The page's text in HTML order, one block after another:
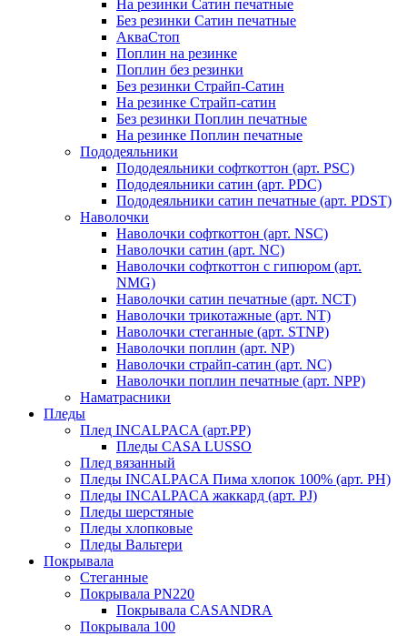
На резинки Сатин печатные
Без резинки Сатин печатные
АкваСтоп
Поплин на резинке
Поплин без резинки
Без резинки Страйп-Сатин
На резинке Страйп-сатин
Без резинки Поплин печатные
На резинке Поплин печатные
Пододеяльники
Пододеяльники софткоттон (арт. PSC)
Пододеяльники сатин (арт. PDC)
Пододеяльники сатин печатные (арт. PDST)
Наволочки
Наволочки софткоттон (арт. NSC)
Наволочки сатин (арт. NC)
Наволочки софткоттон с гипюром (арт.
NMG)
Наволочки сатин печатные (арт. NCT)
Наволочки трикотажные (арт. NT)
Наволочки стеганные (арт. STNP)
Наволочки поплин (арт. NP)
Наволочки страйп-сатин (арт. NC)
Наволочки поплин печатные (арт. NPP)
Наматрасники
Пледы
Плед INCALPACA (арт.PP)
Пледы CASA LUSSO
Плед вязанный
Пледы INCALPACA Пима хлопок 100% (арт. PH)
Пледы INCALPACA жаккард (арт. PJ)
Пледы шерстяные
Пледы хлопковые
Пледы Вальтери
Покрывала
Стеганные
Покрывала PN220
Покрывала CASANDRA
Покрывала 100